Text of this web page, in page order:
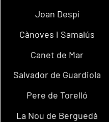
Joan Despí
Cànoves i Samalús
Canet de Mar
Salvador de Guardiola
Pere de Torelló
La Nou de Berguedà